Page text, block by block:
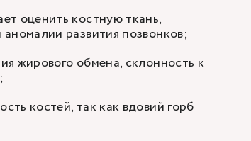
оценить костную ткань,
развития позвонков;
жирового обмена, склонность к
костей, так как вдовий горб